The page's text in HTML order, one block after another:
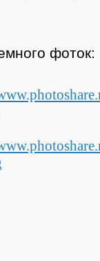
фоток: